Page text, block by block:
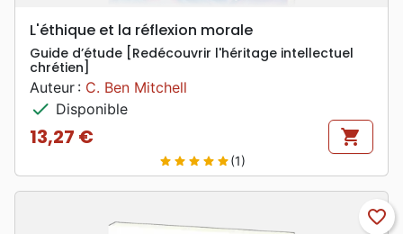
L'éthique et la réflexion morale
Guide d’étude [Redécouvrir l'héritage intellectuel
chrétien]
Auteur : C. Ben Mitchell
check Disponible
Prix
13,27 € shopping_cart
star star star star star(1)
favorite_border